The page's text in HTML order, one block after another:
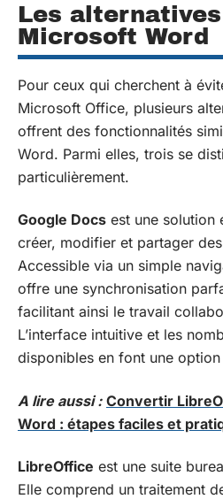
Les
Microsoft Word
Pour ceux qui cherchent à
Microsoft Office, plusieurs
offrent des fonctionnalités
Word. Parmi elles, trois se
particulièrement.
Google Docs est une solution
créer, modifier et partager
Accessible via un simple
offre une synchronisation
facilitant ainsi le travail
L’interface intuitive et les
disponibles en font une
A lire aussi : Convertir
Word : étapes faciles et
LibreOffice est une suite
Elle comprend un traitement